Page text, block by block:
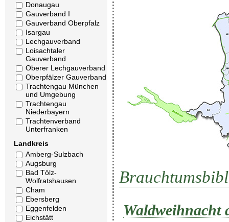
Donaugau
Gauverband I
Gauverband Oberpfalz
Isargau
Lechgauverband
Loisachtaler
Gauverband
Oberer Lechgauverband
Oberpfälzer Gauverband
Trachtengau München
und Umgebung
Trachtengau
Niederbayern
Trachtenverband
Unterfranken
Landkreis
Amberg-Sulzbach
Augsburg
Bad Tölz-
Wolfratshausen
Cham
Ebersberg
Eggenfelden
Eichstätt
Waldweihnacht